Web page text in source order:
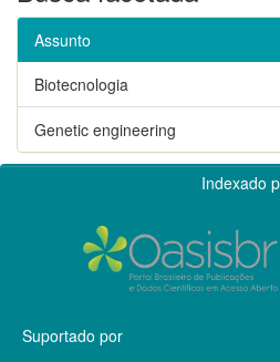
Assunto
Biotecnologia
Genetic engineering
Indexado
Suportado por